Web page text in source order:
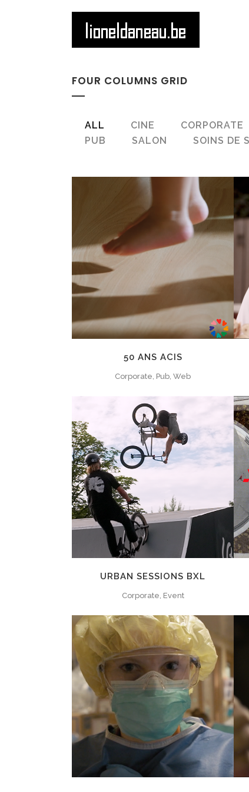
FOUR COLUMNS GRID
ALL CINE CORPORATE
PUB
SALON SOINS DE
ZOOM
50 ANS ACIS
Corporate, Pub, Web
ZOOM
URBAN SESSIONS BXL
Corporate, Event
ZOOM VIEW